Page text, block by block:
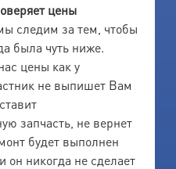
цены
следим за тем, чтобы
была чуть ниже.
цены как у
не выпишет Вам
запчасть, не вернет
будет выполнен
он никогда не сделает